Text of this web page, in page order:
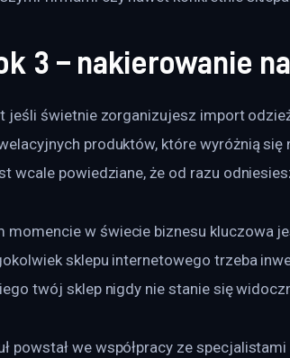
3 – nakierowanie
jeśli świetnie zorganizujesz import
produktów, które wyróżnią
wcale powiedziane, że od razu
momencie w świecie biznesu kluczowa
sklepu internetowego trzeba
twój sklep nigdy nie stanie się
powstał we współpracy ze